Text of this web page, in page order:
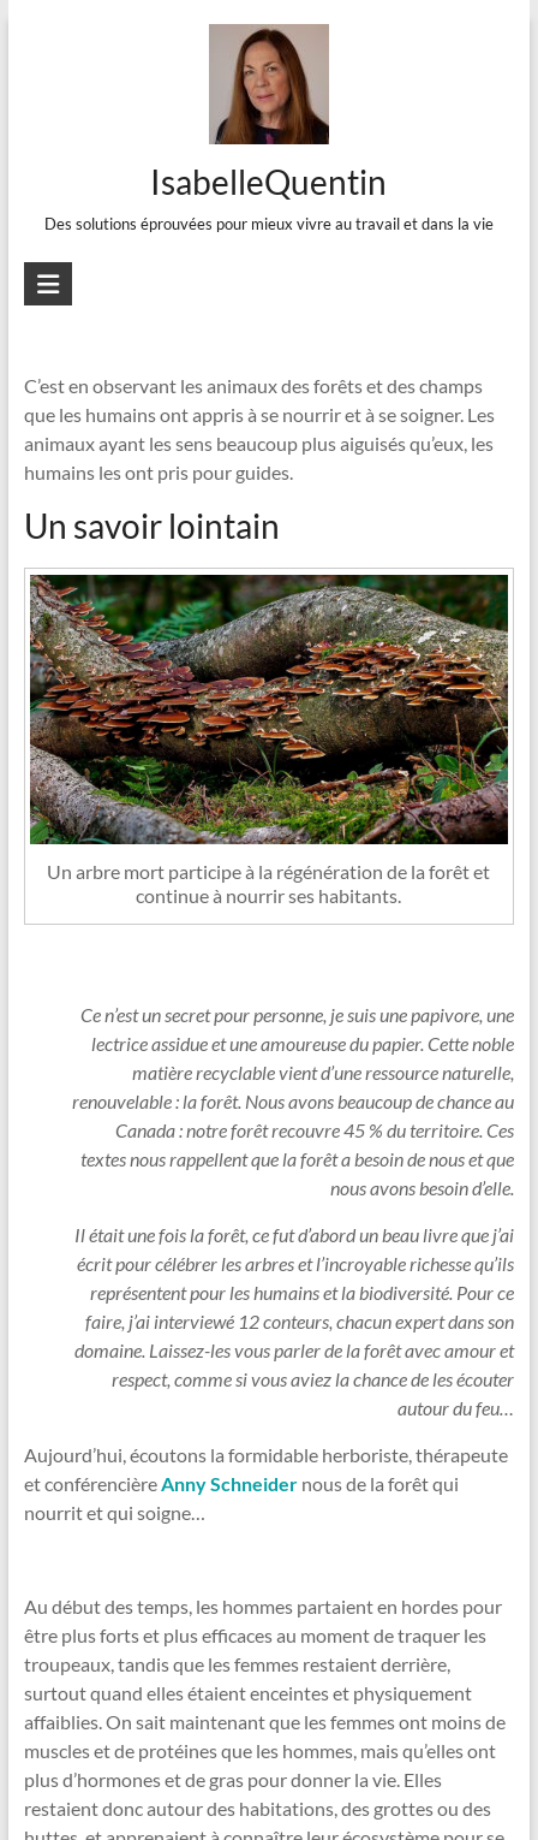
IsabelleQuentin
Des solutions éprouvées pour mieux vivre au travail et dans la vie
La forêt qui nourrit et qui soigne (5 de
12)
C’est en observant les animaux des forêts et des champs
que les humains ont appris à se nourrir et à se soigner. Les
animaux ayant les sens beaucoup plus aiguisés qu’eux, les
humains les ont pris pour guides.
Un savoir lointain
Un arbre mort participe à la régénération de la forêt et
continue à nourrir ses habitants.
Ce n’est un secret pour personne, je suis une papivore, une
lectrice assidue et une amoureuse du papier. Cette noble
matière recyclable vient d’une ressource naturelle,
renouvelable : la forêt. Nous avons beaucoup de chance au
Canada : notre forêt recouvre 45 % du territoire. Ces
textes nous rappellent que la forêt a besoin de nous et que
nous avons besoin d’elle.
Il était une fois la forêt, ce fut d’abord un beau livre que j’ai
écrit pour célébrer les arbres et l’incroyable richesse qu’ils
représentent pour les humains et la biodiversité. Pour ce
faire, j’ai interviewé 12 conteurs, chacun expert dans son
domaine. Laissez-les vous parler de la forêt avec amour et
respect, comme si vous aviez la chance de les écouter
autour du feu…
Aujourd’hui, écoutons la formidable herboriste, thérapeute
et conférencière Anny Schneider nous de la forêt qui
nourrit et qui soigne…
Au début des temps, les hommes partaient en hordes pour
être plus forts et plus efficaces au moment de traquer les
troupeaux, tandis que les femmes restaient derrière,
surtout quand elles étaient enceintes et physiquement
affaiblies. On sait maintenant que les femmes ont moins de
muscles et de protéines que les hommes, mais qu’elles ont
plus d’hormones et de gras pour donner la vie. Elles
restaient donc autour des habitations, des grottes ou des